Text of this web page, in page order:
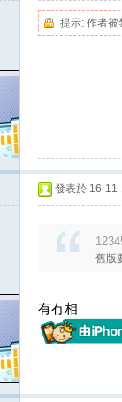
提示: 作者被
發表於 16-
舊版
有冇相